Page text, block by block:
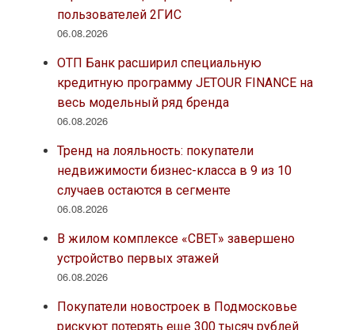
пользователей 2ГИС
06.08.2026
ОТП Банк расширил специальную
кредитную программу JETOUR FINANCE на
весь модельный ряд бренда
06.08.2026
Тренд на лояльность: покупатели
недвижимости бизнес-класса в 9 из 10
случаев остаются в сегменте
06.08.2026
В жилом комплексе «СВЕТ» завершено
устройство первых этажей
06.08.2026
Покупатели новостроек в Подмосковье
рискуют потерять еще 300 тысяч рублей